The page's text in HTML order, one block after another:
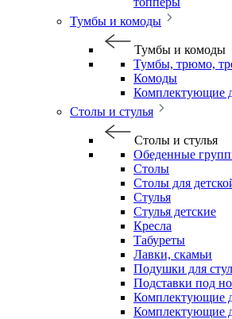
Тумбы и комоды
Тумбы и комоды
Тумбы, трюмо,
Комоды
Комплектующие
Столы и стулья
Столы и стулья
Обеденные
Столы
Столы для
Стулья
Стулья детские
Кресла
Табуреты
Лавки, скамьи
Подушки для
Подставки под
Комплектующие
Комплектующие